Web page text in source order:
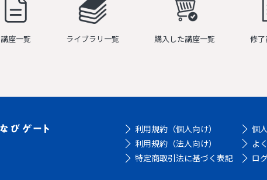
講座一覧 ライブラリ一覧 購入した講座一覧 修
利用規約（個人向け）
利用規約（法人向け）
特定商取引法に基づく表記
個
よ
ロ